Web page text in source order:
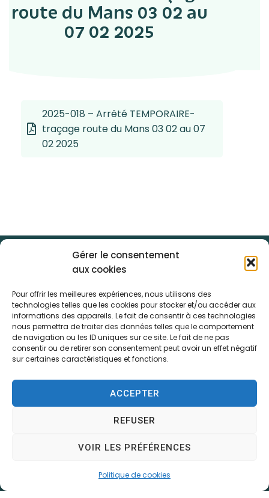
Gérer le consentement
aux cookies
Pour offrir les meilleures expériences, nous utilisons des
technologies telles que les cookies pour stocker et/ou accéder aux
informations des appareils. Le fait de consentir à ces technologies
nous permettra de traiter des données telles que le comportement
de navigation ou les ID uniques sur ce site. Le fait de ne pas
consentir ou de retirer son consentement peut avoir un effet négatif
sur certaines caractéristiques et fonctions.
ACCEPTER
REFUSER
VOIR LES PRÉFÉRENCES
Politique de cookies
route du Mans 03 02 au
07 02 2025
2025-018 – Arrêté TEMPORAIRE-
traçage route du Mans 03 02 au 07
02 2025
Mairie d'Écommoy
Place du Général de Gaulle,
02 43 42 10 14
Horaires d’ouverture
de 8h30 à 12h et de 13h30 à 17h30